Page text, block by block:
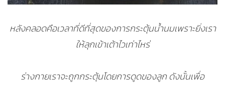
หลังคลอดคือเวลาที่ดีที่สุดของการกระตุ้นน้ำนมเพราะยิ่งเรา
ให้ลุกเข้าเต้าไวเท่าไหร่
ร่างกายเราจะถูกกระตุ้นโดยการดูดของลูก ดังนั้นเพื่อ